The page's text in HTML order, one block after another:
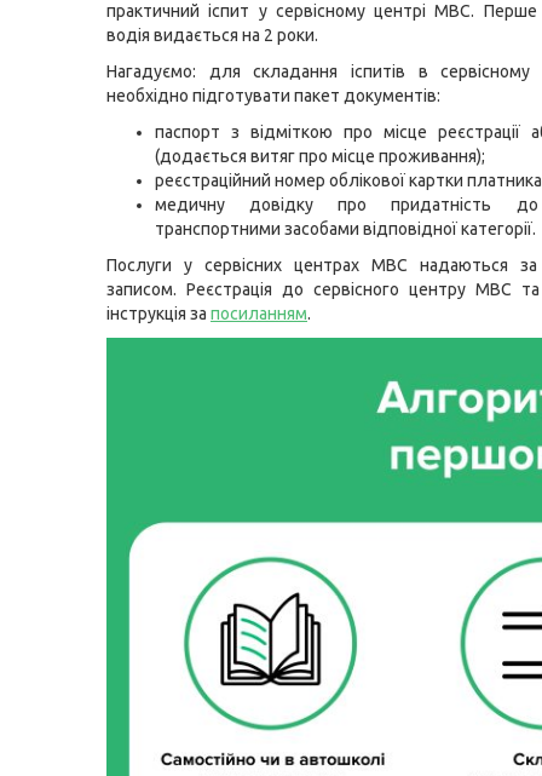
практичний іспит у сервісному центрі МВС. Перше
водія видається на 2 роки.
Нагадуємо: для складання іспитів в
необхідно підготувати пакет документів:
паспорт з відміткою про місце реєстрації
(додається витяг про місце проживання);
реєстраційний номер облікової картки
медичну довідку про придатність до
транспортними засобами відповідної категорії.
Послуги у сервісних центрах МВС надаються за
записом. Реєстрація до сервісного центру МВС
інструкція за посиланням.